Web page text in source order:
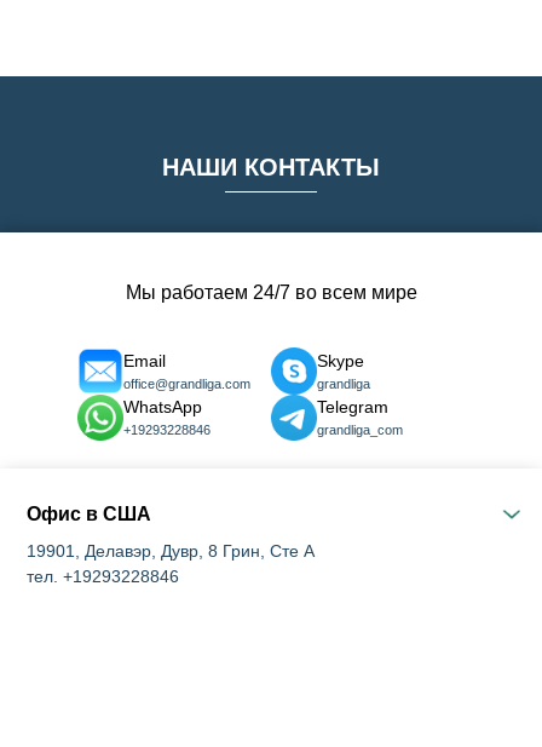
НАШИ КОНТАКТЫ
Офис в США
19901, Делавэр, Дувр, 8 Грин, Сте А
тел. +19293228846
Мы работаем 24/7 во всем мире
Email
office@grandliga.com
Skype
grandliga
WhatsApp
+19293228846
Telegram
grandliga_com